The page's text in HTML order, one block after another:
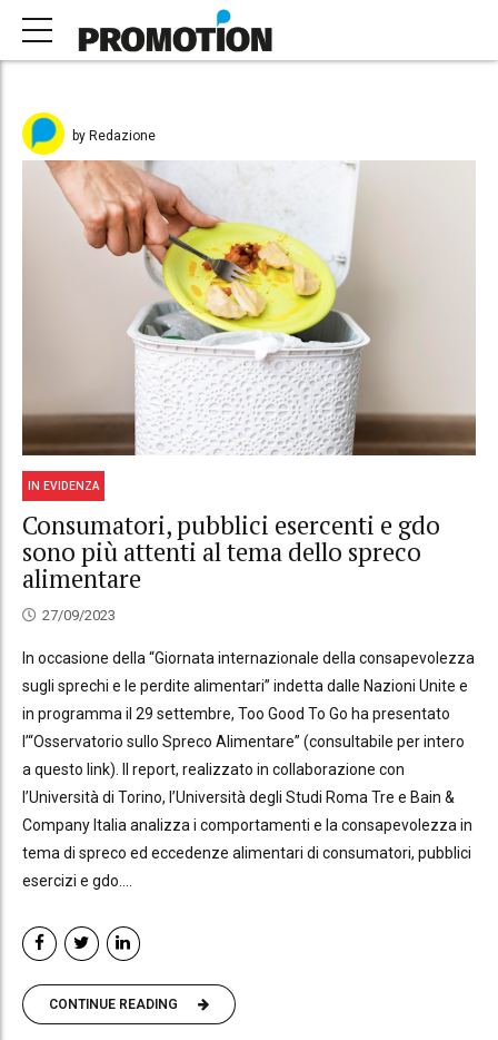
by Redazione
IN EVIDENZA
Consumatori, pubblici esercenti e gdo
sono più attenti al tema dello spreco
alimentare
27/09/2023
In occasione della “Giornata internazionale della consapevolezza
sugli sprechi e le perdite alimentari” indetta dalle Nazioni Unite e
in programma il 29 settembre, Too Good To Go ha presentato
l’“Osservatorio sullo Spreco Alimentare” (consultabile per intero
a questo link). Il report, realizzato in collaborazione con
l’Università di Torino, l’Università degli Studi Roma Tre e Bain &
Company Italia analizza i comportamenti e la consapevolezza in
tema di spreco ed eccedenze alimentari di consumatori, pubblici
esercizi e gdo....
CONTINUE READING